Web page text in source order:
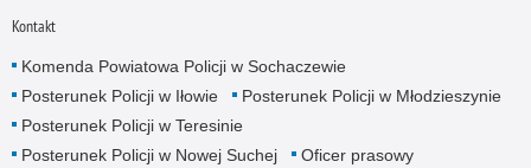
Kontakt
Komenda Powiatowa Policji w Sochaczewie
Posterunek Policji w Iłowie
Posterunek Policji w Młodzieszynie
Posterunek Policji w Teresinie
Posterunek Policji w Nowej Suchej
Oficer prasowy